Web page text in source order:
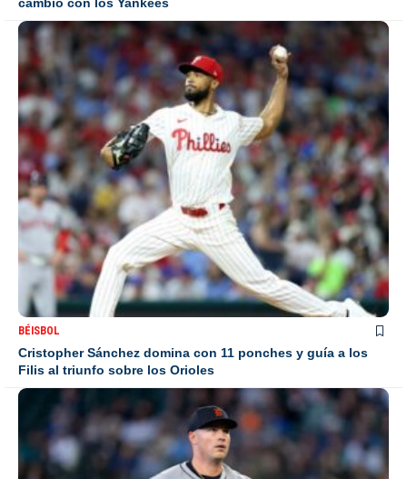
BÉISBOL
Cristopher Sánchez domina con 11 ponches y guía a los
Filis al triunfo sobre los Orioles